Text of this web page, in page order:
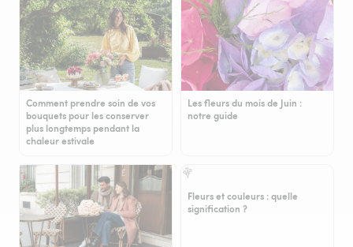
Comment prendre soin de vos
bouquets pour les conserver
plus longtemps pendant la
chaleur estivale
Les fleurs du mois de Juin :
notre guide
Fleurs et couleurs : quelle
signification ?